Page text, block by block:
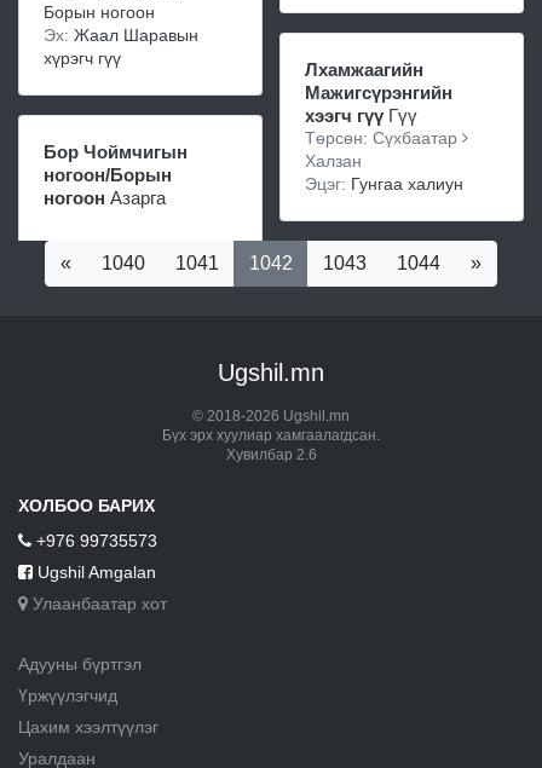
Борын ногоон
Эх: Жаал Шаравын
хүрэгч гүү
Бор Чоймчигын
ногоон/Борын
ногоон Азарга
Лхамжаагийн
Мажигсүрэнгийн
хээгч гүү Гүү
Төрсөн: Сүхбаатар
Халзан
Эцэг: Гунгаа халиун
« 1040 1041 1042 1043 1044 »
Ugshil.mn
© 2018-2026 Ugshil.mn
Бүх эрх хуулиар хамгаалагдсан.
Хувилбар 2.6
ХОЛБОО БАРИХ
+976 99735573
Ugshil Amgalan
Улаанбаатар хот
Адууны бүртгэл
Үржүүлэгчид
Цахим хээлтүүлэг
Уралдаан